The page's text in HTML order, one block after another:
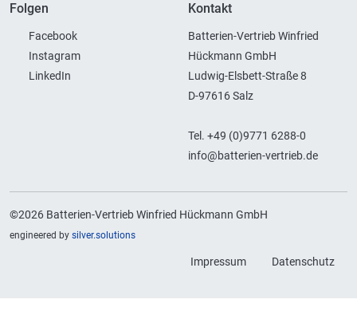
Folgen
Facebook
Instagram
LinkedIn
Kontakt
Batterien-Vertrieb Winfried
Hückmann GmbH
Ludwig-Elsbett-Straße 8
D-97616 Salz
Tel. +49 (0)9771 6288-0
info@batterien-vertrieb.de
©2026 Batterien-Vertrieb Winfried Hückmann GmbH
engineered by silver.solutions
Impressum Datenschutz